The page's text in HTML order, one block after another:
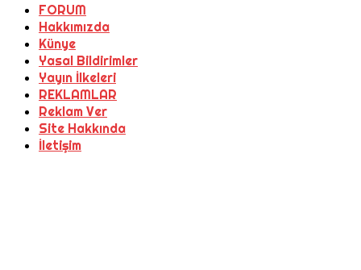
FORUM
Hakkımızda
Künye
Yasal Bildirimler
Yayın İlkeleri
REKLAMLAR
Reklam Ver
Site Hakkında
İletişim